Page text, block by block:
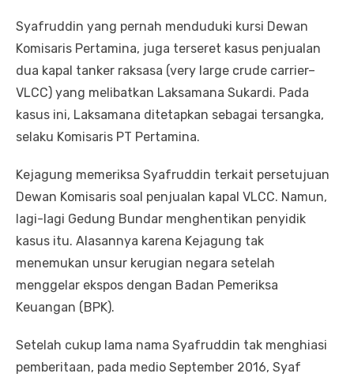
Syafruddin yang pernah menduduki kursi Dewan
Komisaris Pertamina, juga terseret kasus penjualan
dua kapal tanker raksasa (very large crude carrier–
VLCC) yang melibatkan Laksamana Sukardi. Pada
kasus ini, Laksamana ditetapkan sebagai tersangka,
selaku Komisaris PT Pertamina.
Kejagung memeriksa Syafruddin terkait persetujuan
Dewan Komisaris soal penjualan kapal VLCC. Namun,
lagi-lagi Gedung Bundar menghentikan penyidik
kasus itu. Alasannya karena Kejagung tak
menemukan unsur kerugian negara setelah
menggelar ekspos dengan Badan Pemeriksa
Keuangan (BPK).
Setelah cukup lama nama Syafruddin tak menghiasi
pemberitaan, pada medio September 2016, Syaf